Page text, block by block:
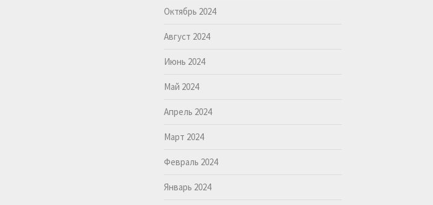
Октябрь 2024
Август 2024
Июнь 2024
Май 2024
Апрель 2024
Март 2024
Февраль 2024
Январь 2024